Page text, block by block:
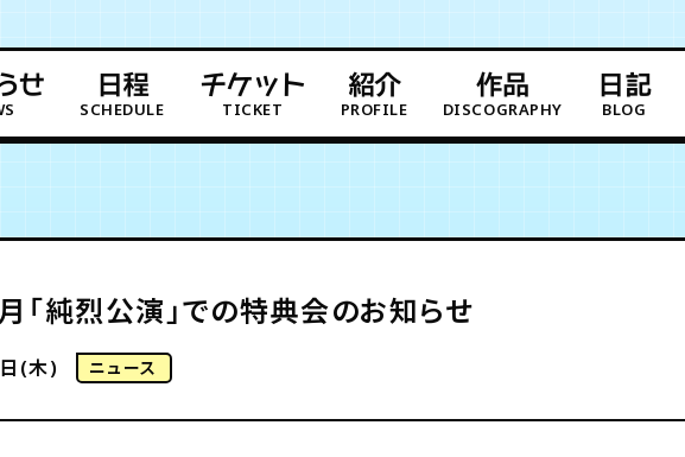
せ 日程
SCHEDULE
チケット
TICKET
紹介
PROFILE
作品
DISCOGRAPHY
日記
BLOG
「純烈公演」での特典会のお知らせ
(木) ニュース